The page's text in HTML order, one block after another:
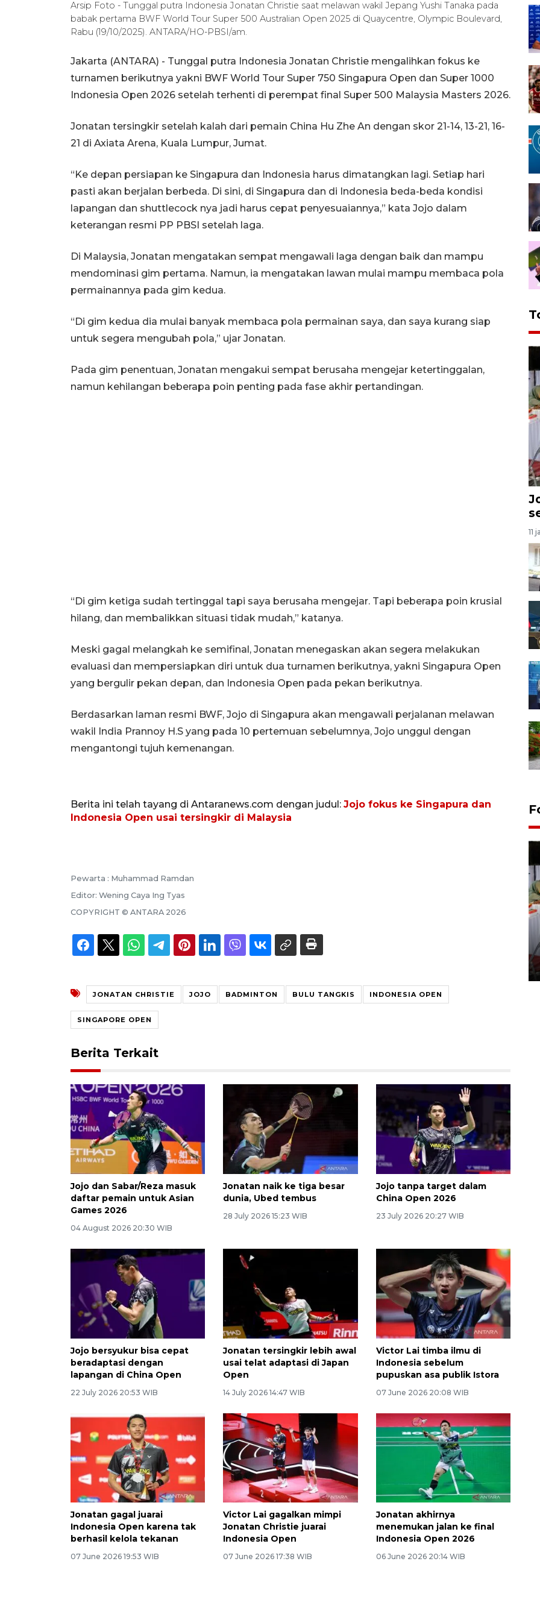
Arsip Foto - Tunggal putra Indonesia Jonatan Christie saat melawan wakil Jepang Yushi Tanaka pada
babak pertama BWF World Tour Super 500 Australian Open 2025 di Quaycentre, Olympic Boulevard,
Rabu (19/10/2025). ANTARA/HO-PBSI/am.
Jakarta (ANTARA) - Tunggal putra Indonesia Jonatan Christie mengalihkan fokus ke
turnamen berikutnya yakni BWF World Tour Super 750 Singapura Open dan Super 1000
Indonesia Open 2026 setelah terhenti di perempat final Super 500 Malaysia Masters 2026.
Jonatan tersingkir setelah kalah dari pemain China Hu Zhe An dengan skor 21-14, 13-21, 16-
21 di Axiata Arena, Kuala Lumpur, Jumat.
“Ke depan persiapan ke Singapura dan Indonesia harus dimatangkan lagi. Setiap hari
pasti akan berjalan berbeda. Di sini, di Singapura dan di Indonesia beda-beda kondisi
lapangan dan shuttlecock nya jadi harus cepat penyesuaiannya,” kata Jojo dalam
keterangan resmi PP PBSI setelah laga.
Di Malaysia, Jonatan mengatakan sempat mengawali laga dengan baik dan mampu
mendominasi gim pertama. Namun, ia mengatakan lawan mulai mampu membaca pola
permainannya pada gim kedua.
“Di gim kedua dia mulai banyak membaca pola permainan saya, dan saya kurang siap
untuk segera mengubah pola,” ujar Jonatan.
Pada gim penentuan, Jonatan mengakui sempat berusaha mengejar ketertinggalan,
namun kehilangan beberapa poin penting pada fase akhir pertandingan.
“Di gim ketiga sudah tertinggal tapi saya berusaha mengejar. Tapi beberapa poin krusial
hilang, dan membalikkan situasi tidak mudah,” katanya.
Meski gagal melangkah ke semifinal, Jonatan menegaskan akan segera melakukan
evaluasi dan mempersiapkan diri untuk dua turnamen berikutnya, yakni Singapura Open
yang bergulir pekan depan, dan Indonesia Open pada pekan berikutnya.
Berdasarkan laman resmi BWF, Jojo di Singapura akan mengawali perjalanan melawan
wakil India Prannoy H.S yang pada 10 pertemuan sebelumnya, Jojo unggul dengan
mengantongi tujuh kemenangan.
Berita ini telah tayang di Antaranews.com dengan judul: Jojo fokus ke Singapura dan
Indonesia Open usai tersingkir di Malaysia
Pewarta : Muhammad Ramdan
Editor: Wening Caya Ing Tyas
COPYRIGHT © ANTARA 2026
JONATAN CHRISTIE JOJO BADMINTON BULU TANGKIS INDONESIA OPEN
SINGAPORE OPEN
Berita Terkait
Jojo dan Sabar/Reza masuk
daftar pemain untuk Asian
Games 2026
04 August 2026 20:30 WIB
Jonatan naik ke tiga besar
dunia, Ubed tembus
28 July 2026 15:23 WIB
Jojo tanpa target dalam
China Open 2026
23 July 2026 20:27 WIB
Jojo bersyukur bisa cepat
beradaptasi dengan
lapangan di China Open
22 July 2026 20:53 WIB
Jonatan tersingkir lebih awal
usai telat adaptasi di Japan
Open
14 July 2026 14:47 WIB
Victor Lai timba ilmu di
Indonesia sebelum
pupuskan asa publik Istora
07 June 2026 20:08 WIB
Jonatan gagal juarai
Indonesia Open karena tak
berhasil kelola tekanan
07 June 2026 19:53 WIB
Victor Lai gagalkan mimpi
Jonatan Christie juarai
Indonesia Open
07 June 2026 17:38 WIB
Jonatan akhirnya
menemukan jalan ke final
Indonesia Open 2026
06 June 2026 20:14 WIB
11